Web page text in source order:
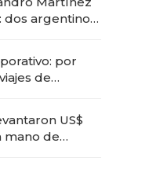
dos argentinos
por
de
experiencias
US$
mano de